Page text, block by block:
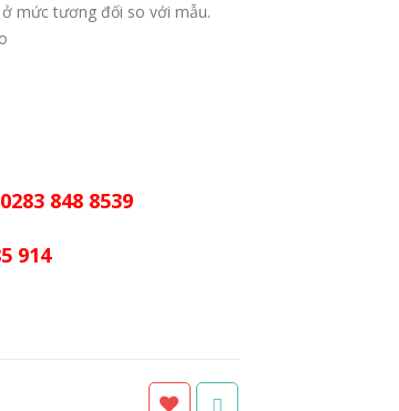
mức tương đối so với mẫu.
848 8539
914